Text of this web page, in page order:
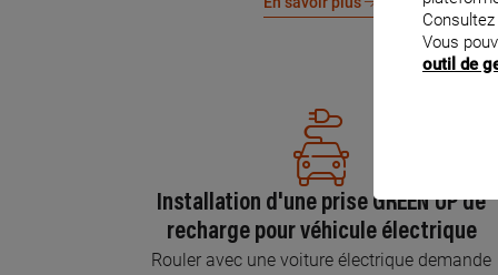
Installation d'une prise GREEN'UP de
recharge pour véhicule électrique
Rouler avec une voiture électrique demande
Vous
outil de